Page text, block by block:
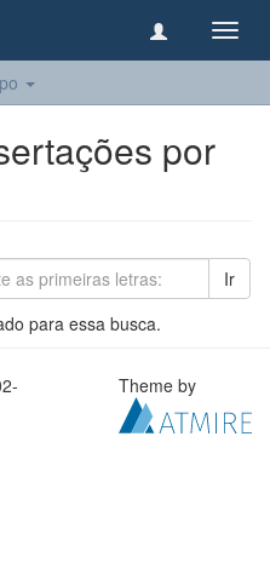
por
Ir
para essa busca.
Theme by